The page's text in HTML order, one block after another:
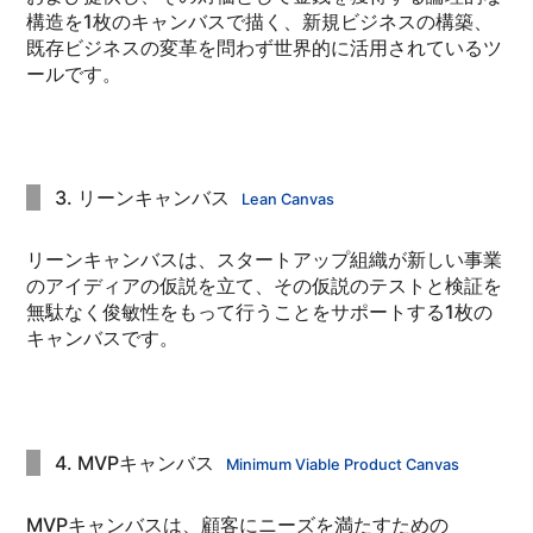
構造を1枚のキャンバスで描く、新規ビジネスの構築、
既存ビジネスの変革を問わず世界的に活用されているツ
ールです。
3. リーンキャンバス Lean Canvas
リーンキャンバスは、スタートアップ組織が新しい事業
のアイディアの仮説を立て、その仮説のテストと検証を
無駄なく俊敏性をもって行うことをサポートする1枚の
キャンバスです。
4. MVPキャンバス Minimum Viable Product Canvas
MVPキャンバスは、顧客にニーズを満たすための